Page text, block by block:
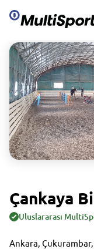
Çankaya
Uluslararası
Ankara,